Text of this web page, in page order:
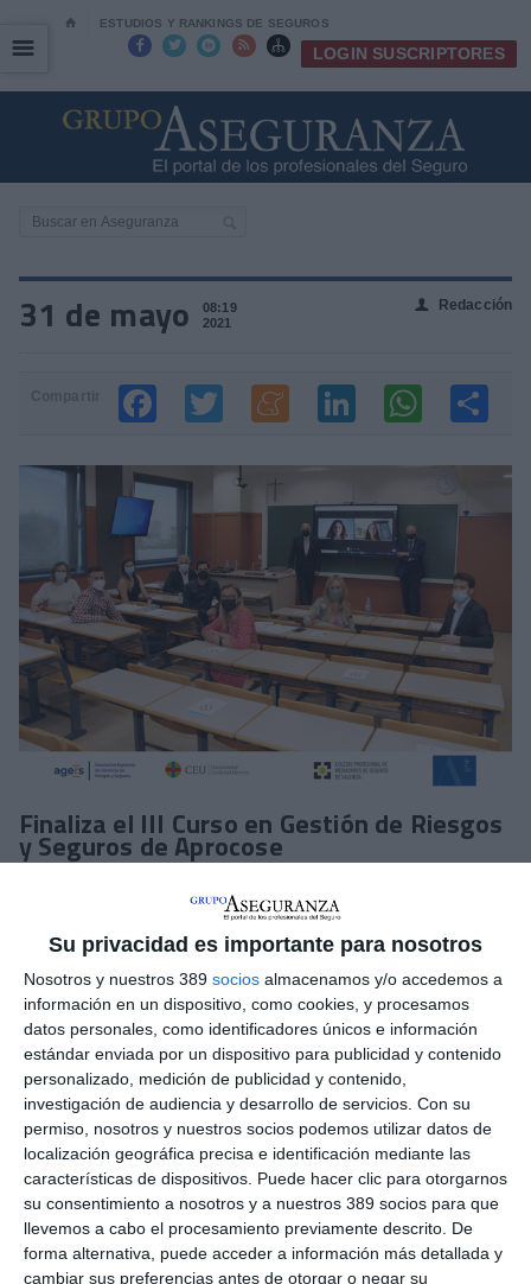
Su privacidad es importante para nosotros
Nosotros y nuestros 389 socios almacenamos y/o accedemos a
información en un dispositivo, como cookies, y procesamos
datos personales, como identificadores únicos e información
estándar enviada por un dispositivo para publicidad y contenido
personalizado, medición de publicidad y contenido,
investigación de audiencia y desarrollo de servicios. Con su
permiso, nosotros y nuestros socios podemos utilizar datos de
localización geográfica precisa e identificación mediante las
características de dispositivos. Puede hacer clic para otorgarnos
su consentimiento a nosotros y a nuestros 389 socios para que
llevemos a cabo el procesamiento previamente descrito. De
forma alternativa, puede acceder a información más detallada y
cambiar sus preferencias antes de otorgar o negar su
⌂ ESTUDIOS Y RANKINGS DE SEGUROS
     LOGIN SUSCRIPTORES
☰
☰
31 de mayo
08:19
2021
👤 Redacción
Finaliza el III Curso en Gestión de Riesgos
y Seguros de Aprocose
Gestión de Riesgos y Segurosque impulsa y que imparte
también cuenta con el apoyo delColegio de Mediadores de
Valencia. Los alumnos realizaron el último examen de manera
presencial que consistió en una prueba teórica por la mañana y
otra práctica por la tarde.
La asociación ha puesto en marcha una nueva edición del
curso para este año.
LO ÚLTIMO
La verdad sobre la IA en el seguro: qué funciona ya y qué sigue
siendo una promesa
Munich Re alcanza un beneficio de casi 4.000 millones y